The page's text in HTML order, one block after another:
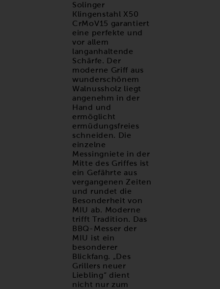
Solinger
Klingenstahl X50
CrMoV15 garantiert
eine perfekte und
vor allem
langanhaltende
Schärfe. Der
moderne Griff aus
wunderschönem
Walnussholz liegt
angenehm in der
Hand und
ermöglicht
ermüdungsfreies
schneiden. Die
einzelne
Messingniete in der
Mitte des Griffes ist
ein Gefährte aus
vergangenen Zeiten
und rundet die
Besonderheit von
MIU ab. Moderne
trifft Tradition. Das
BBQ-Messer der
MIU ist ein
besonderer
Blickfang. „Des
Grillers neuer
Liebling“ dient
nicht nur zum